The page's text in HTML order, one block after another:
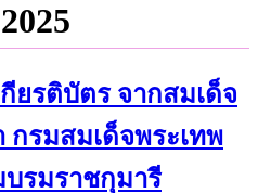
ยรติบัตร จากสมเด็จ
กรมสมเด็จพระเทพ
รมราชกุมารี